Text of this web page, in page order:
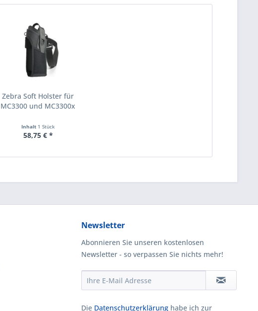
Zebra Soft Holster für
MC3300 und MC3300x
Inhalt 1 Stück
58,75 € *
Newsletter
Abonnieren Sie unseren kostenlosen
Newsletter - so verpassen Sie nichts mehr!
Die Datenschutzerklärung habe ich zur